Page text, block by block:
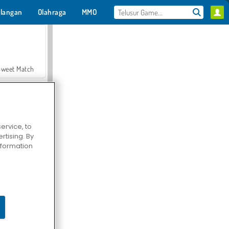
Olahraga MMO
Match
Solitaire
to
By